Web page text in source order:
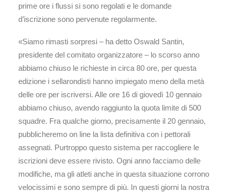
prime ore i flussi si sono regolati e le domande
d’iscrizione sono pervenute regolarmente.
«Siamo rimasti sorpresi – ha detto Oswald Santin,
presidente del comitato organizzatore – lo scorso anno
abbiamo chiuso le richieste in circa 80 ore, per questa
edizione i sellarondisti hanno impiegato meno della metà
delle ore per iscriversi. Alle ore 16 di giovedì 10 gennaio
abbiamo chiuso, avendo raggiunto la quota limite di 500
squadre. Fra qualche giorno, precisamente il 20 gennaio,
pubblicheremo on line la lista definitiva con i pettorali
assegnati. Purtroppo questo sistema per raccogliere le
iscrizioni deve essere rivisto. Ogni anno facciamo delle
modifiche, ma gli atleti anche in questa situazione corrono
velocissimi e sono sempre di più. In questi giorni la nostra